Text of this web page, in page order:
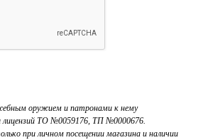
оружием и патронами к нему
лицензий ТО №0059176, ТП №0000676.
при личном посещении магазина и наличии